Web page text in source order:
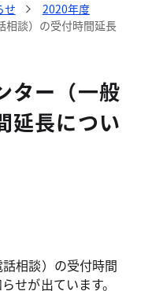
せ
2020年度
相談）の受付時間延長
ター（一般
延長につい
相談）の受付時間
せが出ています。